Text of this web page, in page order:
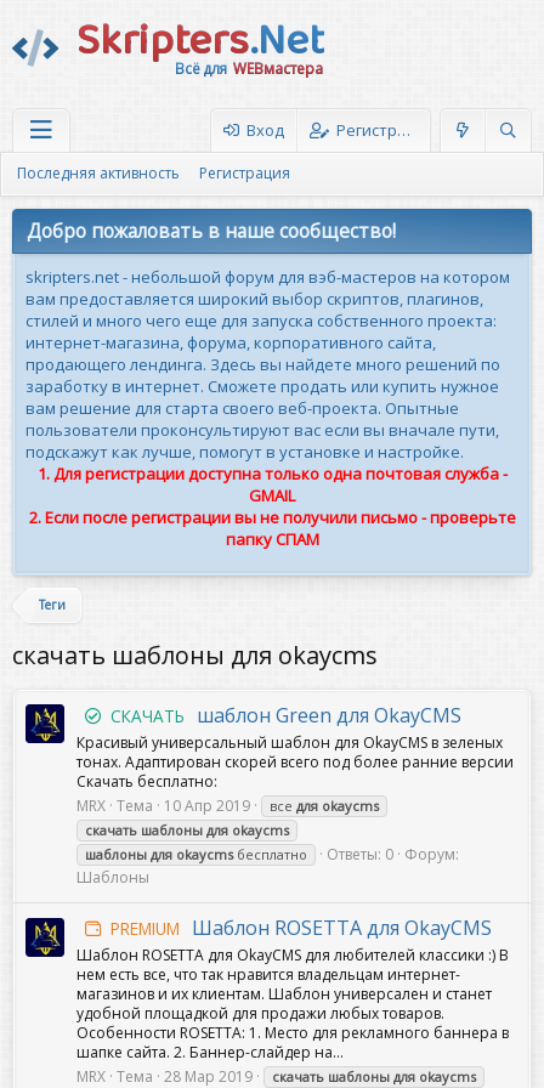
Skripters.Net
Всё для WEBмастера
Вход Регистрация
Последняя активность Регистрация
Добро пожаловать в наше сообщество!
skripters.net - небольшой форум для вэб-мастеров на котором
вам предоставляется широкий выбор скриптов, плагинов,
стилей и много чего еще для запуска собственного проекта:
интернет-магазина, форума, корпоративного сайта,
продающего лендинга. Здесь вы найдете много решений по
заработку в интернет. Сможете продать или купить нужное
вам решение для старта своего веб-проекта. Опытные
пользователи проконсультируют вас если вы вначале пути,
подскажут как лучше, помогут в установке и настройке.
1. Для регистрации доступна только одна почтовая служба -
GMAIL
2. Если после регистрации вы не получили письмо - проверьте
папку СПАМ
Теги
скачать шаблоны для okaycms
СКАЧАТЬ шаблон Green для OkayCMS
Красивый универсальный шаблон для OkayCMS в зеленых
тонах. Адаптирован скорей всего под более ранние версии
Скачать бесплатно:
MRX Тема 10 Апр 2019 все для okaycms
скачать шаблоны для okaycms
шаблоны для okaycmsбесплатно Ответы: 0 Форум:
Шаблоны
PREMIUM Шаблон ROSETTA для OkayCMS
Шаблон ROSETTA для OkayCMS для любителей классики :) В
нем есть все, что так нравится владельцам интернет-
магазинов и их клиентам. Шаблон универсален и станет
удобной площадкой для продажи любых товаров.
Особенности ROSETTA: 1. Место для рекламного баннера в
шапке сайта. 2. Баннер-слайдер на...
MRX Тема 28 Мар 2019 скачать шаблоны для okaycms